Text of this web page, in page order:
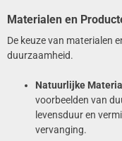
Materialen en
De keuze van materialen
duurzaamheid.
Natuurlijke
voorbeelden van
levensduur en
vervanging.